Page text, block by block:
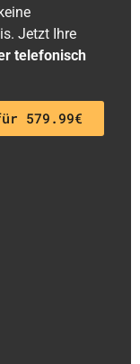
Jetzt Ihre
telefonisch
579.99€